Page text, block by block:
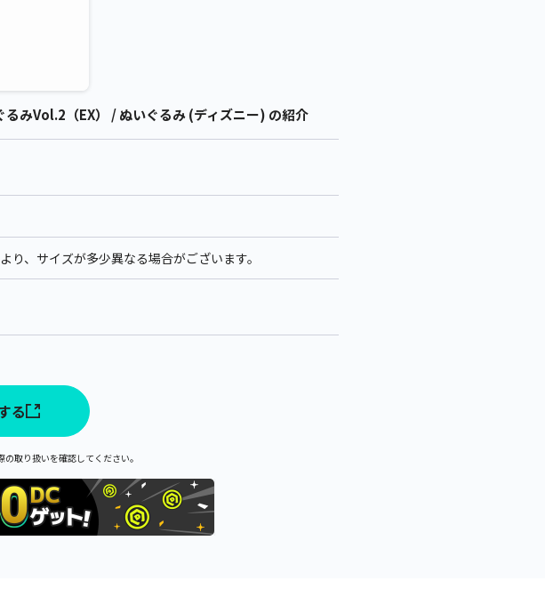
みVol.2（EX） / ぬいぐるみ (ディズニー) の紹介
サイズが多少異なる場合がございます。
る
取り扱いを確認してください。